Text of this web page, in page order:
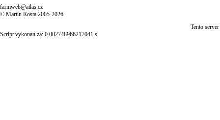
farmweb@atlas.cz
© Martin Rosta 2005-2026
Tento
Script vykonan za: 0.002748966217041.s